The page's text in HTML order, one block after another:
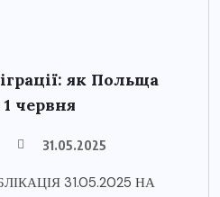
як Польща
червня
31.05.2025
31.05.2025 НА